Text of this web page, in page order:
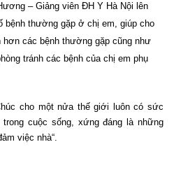
– Giảng viên ĐH Y Hà Nội lên
bệnh thường gặp ở chị em, giúp cho
các bệnh thường gặp cũng như
tránh các bệnh của chị em phụ
cho một nửa thế giới luôn có sức
cuộc sống, xứng đáng là những
việc nhà“.